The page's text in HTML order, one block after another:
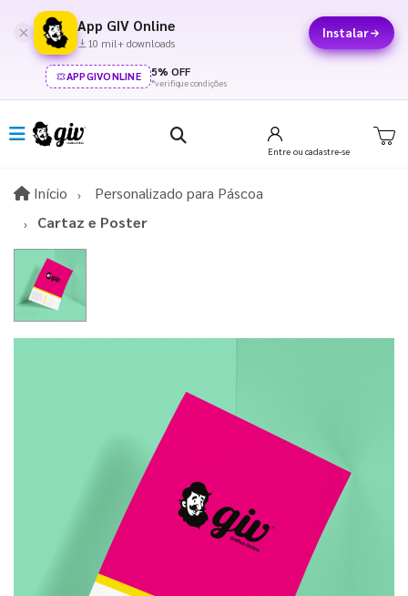
App GIV Online
10 mil+ downloads
Instalar
APPGIVONLINE 5% OFF
*verifique condições
Entre ou cadastre-se
Início InícioPersonalizado para Páscoa​
Cartaz e Poster